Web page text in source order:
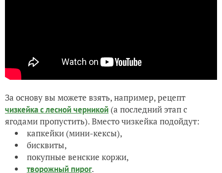
За основу вы можете взять, например, рецепт
чизкейка с лесной черникой (а последний этап с
ягодами пропустить). Вместо чизкейка подойдут:
капкейки (мини-кексы),
бисквиты,
покупные венские коржи,
творожный пирог.